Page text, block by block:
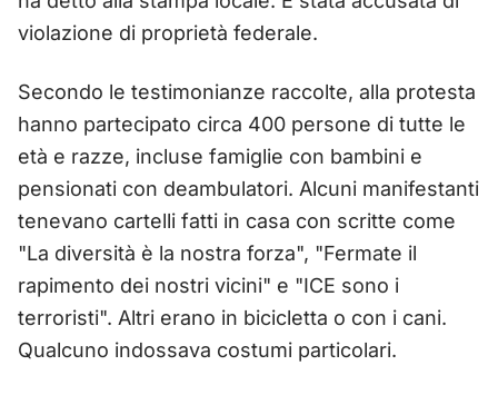
violazione di proprietà federale.
Secondo le testimonianze raccolte, alla protesta
hanno partecipato circa 400 persone di tutte le
età e razze, incluse famiglie con bambini e
pensionati con deambulatori. Alcuni manifestanti
tenevano cartelli fatti in casa con scritte come
"La diversità è la nostra forza", "Fermate il
rapimento dei nostri vicini" e "ICE sono i
terroristi". Altri erano in bicicletta o con i cani.
Qualcuno indossava costumi particolari.